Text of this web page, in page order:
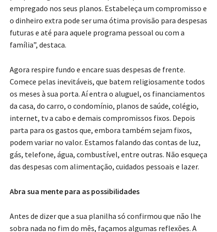
empregado nos seus planos. Estabeleça um compromisso e
o dinheiro extra pode ser uma ótima provisão para despesas
futuras e até para aquele programa pessoal ou com a
família”, destaca.
Agora respire fundo e encare suas despesas de frente.
Comece pelas inevitáveis, que batem religiosamente todos
os meses à sua porta. Aí entra o aluguel, os financiamentos
da casa, do carro, o condomínio, planos de saúde, colégio,
internet, tv a cabo e demais compromissos fixos. Depois
parta para os gastos que, embora também sejam fixos,
podem variar no valor. Estamos falando das contas de luz,
gás, telefone, água, combustível, entre outras. Não esqueça
das despesas com alimentação, cuidados pessoais e lazer.
Abra sua mente para as possibilidades
Antes de dizer que a sua planilha só confirmou que não lhe
sobra nada no fim do mês, façamos algumas reflexões. A